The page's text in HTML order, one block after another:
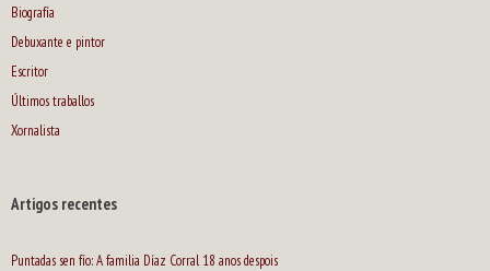
Biografía
Debuxante e pintor
Escritor
Últimos traballos
Xornalista
Artigos recentes
Puntadas sen fío: A familia Díaz Corral 18 anos despois